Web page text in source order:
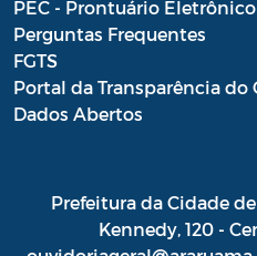
PEC - Prontuário
Perguntas Frequentes
FGTS
Portal da Transparência do
Dados Abertos
Prefeitura da Cidade
Kennedy, 120 -